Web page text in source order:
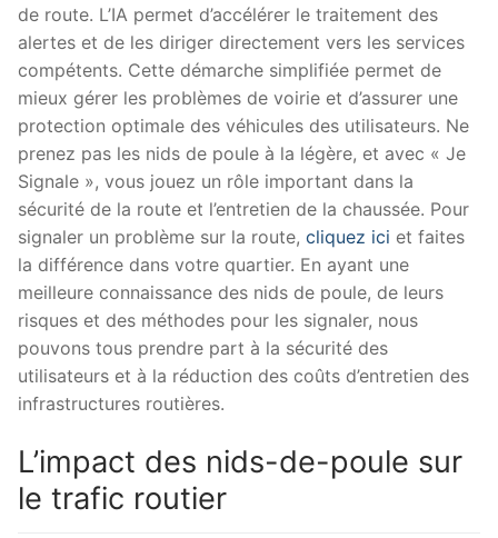
de route. L’IA permet d’accélérer le traitement des
alertes et de les diriger directement vers les services
compétents. Cette démarche simplifiée permet de
mieux gérer les problèmes de voirie et d’assurer une
protection optimale des véhicules des utilisateurs. Ne
prenez pas les nids de poule à la légère, et avec « Je
Signale », vous jouez un rôle important dans la
sécurité de la route et l’entretien de la chaussée. Pour
signaler un problème sur la route, cliquez ici et faites
la différence dans votre quartier. En ayant une
meilleure connaissance des nids de poule, de leurs
risques et des méthodes pour les signaler, nous
pouvons tous prendre part à la sécurité des
utilisateurs et à la réduction des coûts d’entretien des
infrastructures routières.
L’impact des nids-de-poule sur
le trafic routier